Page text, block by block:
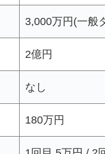
3,000万円(一般
2億円
なし
180万円